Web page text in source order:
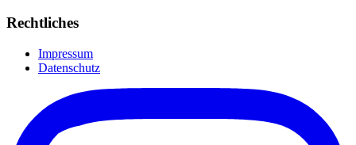
Rechtliches
Impressum
Datenschutz